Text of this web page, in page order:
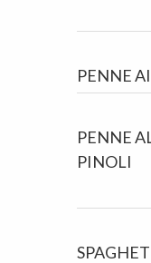
PENNE
PENNE
PINOLI